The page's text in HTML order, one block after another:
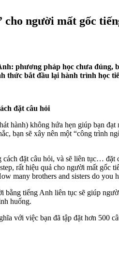
người mất gốc
phương pháp học chưa
thức bắt đầu lại hành trình học
đặt câu hỏi
hành) không hứa hẹn giúp bạn
bạn sẽ xây nên một “công trình
đặt câu hỏi, và sẽ liên tục…
rất hiệu quả cho người mất gốc
many brothers and sisters do you
tiếng Anh liên tục sẽ giúp
huống.
với việc bạn đã tập đặt hơn